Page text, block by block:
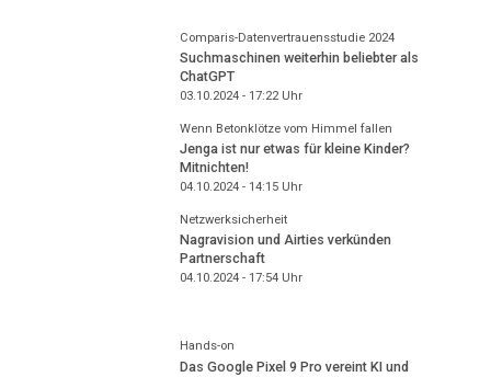
Comparis-Datenvertrauensstudie 2024
Suchmaschinen weiterhin beliebter als
ChatGPT
03.10.2024 - 17:22Uhr
Wenn Betonklötze vom Himmel fallen
Jenga ist nur etwas für kleine Kinder?
Mitnichten!
04.10.2024 - 14:15Uhr
Netzwerksicherheit
Nagravision und Airties verkünden
Partnerschaft
04.10.2024 - 17:54Uhr
Hands-on
Das Google Pixel 9 Pro vereint KI und